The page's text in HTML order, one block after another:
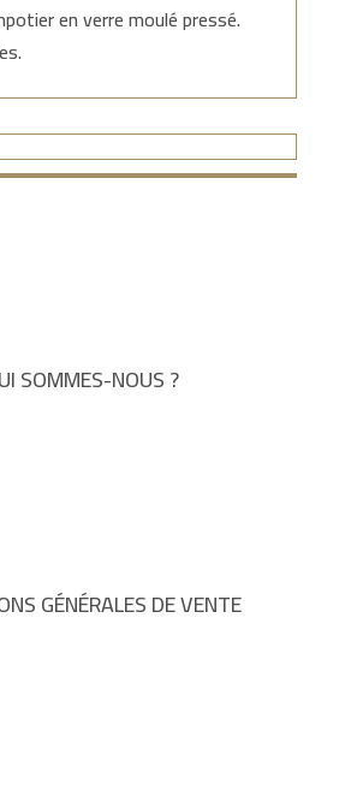
en verre moulé pressé.
SOMMES-NOUS ?
GÉNÉRALES DE VENTE